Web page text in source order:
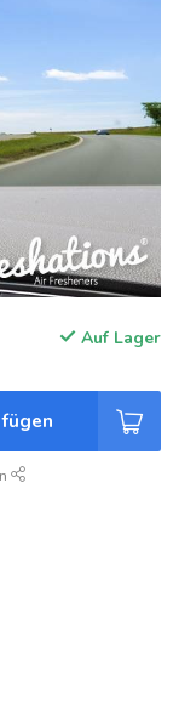
Auf Lager